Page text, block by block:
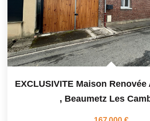
, Beaumetz Les